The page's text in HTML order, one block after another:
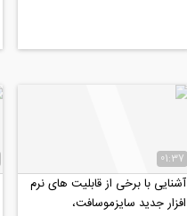
01:37
آشنایی با برخی از قابلیت های نرم
افزار جدید سایزموسافت،